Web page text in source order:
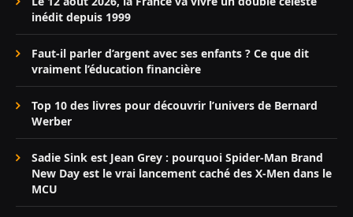
inédit depuis 1999
Faut-il parler d’argent avec ses enfants ? Ce que dit
vraiment l’éducation financière
Top 10 des livres pour découvrir l’univers de Bernard
Werber
Sadie Sink est Jean Grey : pourquoi Spider-Man Brand
New Day est le vrai lancement caché des X-Men dans le
MCU